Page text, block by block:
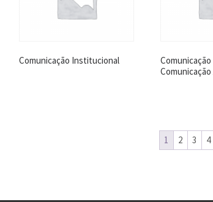
Comunicação Institucional
1 2 3 4